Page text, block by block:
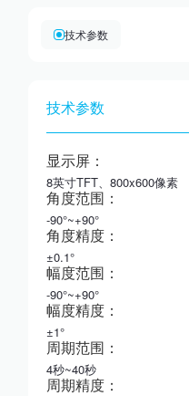
技术参数
技术参数
显示屏：
8英寸TFT、800x600像素
角度范围：
-90°~+90°
角度精度：
±0.1°
幅度范围：
-90°~+90°
幅度精度：
±1°
周期范围：
4秒~40秒
周期精度：